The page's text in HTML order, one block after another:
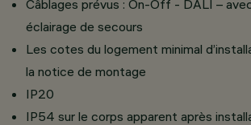
Câblages prévus : On-Off - DALI –
éclairage de secours
Les cotes du logement minimal
la notice de montage
IP20
IP54 sur le corps apparent après